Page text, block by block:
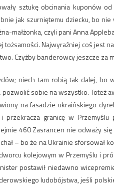
sztukę obcinania kuponów
jak szurniętemu dziecku, bo
małżonka, czyli pani Anna
tożsamości. Najwyraźniej coś jest
Czyżby banderowcy jeszcze za
niech tam robią tak dalej, bo
sobie na wszystko. Toteż
na fasadzie ukraińskiego
przekracza granicę w
460 Zasrancen nie odważy
– bo że na Ukrainie sforsował
kolejowym w Przemyślu i
postawił niedawno
ludobójstwa, jeśli